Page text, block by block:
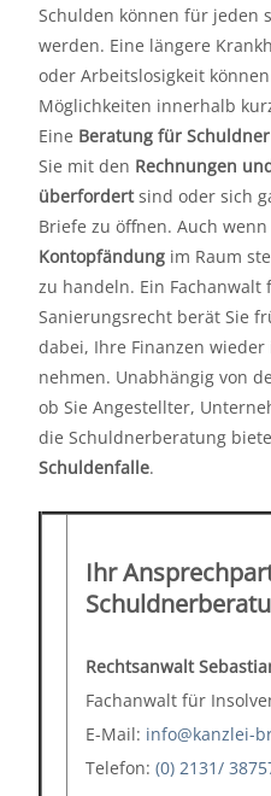
Schulden können für jeden
werden. Eine längere
oder Arbeitslosigkeit
Möglichkeiten innerhalb
Eine Beratung für Schuldner
Sie mit den Rechnungen
überfordertsind oder sich
Briefe zu öffnen. Auch wenn
Kontopfändung im Raum
zu handeln. Ein Fachanwalt
Sanierungsrecht berät Sie
dabei, Ihre Finanzen
nehmen. Unabhängig von
ob Sie Angestellter,
die Schuldnerberatung
Schuldenfalle.
Ihr
Rechtsanwalt
Fachanwalt für
E-Mail: info@kanzlei-
Telefon: (0) 2131/